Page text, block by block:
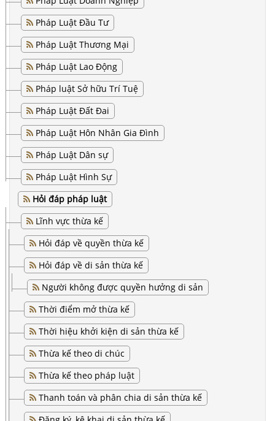
Pháp Luật Đầu Tư
Pháp Luật Thương Mại
Pháp Luật Lao Động
Pháp luật Sở hữu Trí Tuệ
Pháp Luật Đất Đai
Pháp Luật Hôn Nhân Gia Đình
Pháp Luật Dân sự
Pháp Luật Hình Sự
Hỏi đáp pháp luật
Lĩnh vực thừa kế
Hỏi đáp về quyền thừa kế
Hỏi đáp về di sản thừa kế
Người không được quyền hưởng di sản
Thời điểm mở thừa kế
Thời hiệu khởi kiện di sản thừa kế
Thừa kế theo di chúc
Thừa kế theo pháp luật
Thanh toán và phân chia di sản thừa kế